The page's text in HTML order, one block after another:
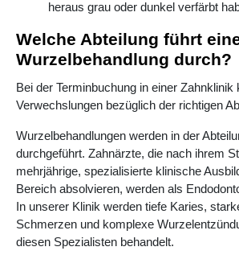
heraus grau oder dunkel verfärbt
Welche Abteilung führt
Wurzelbehandlung durch?
Bei der Terminbuchung in einer
Verwechslungen bezüglich der richtigen
Wurzelbehandlungen werden in der
durchgeführt. Zahnärzte, die nach ihrem
mehrjährige, spezialisierte klinische
Bereich absolvieren, werden als
In unserer Klinik werden tiefe Karies,
Schmerzen und komplexe
diesen Spezialisten behandelt.